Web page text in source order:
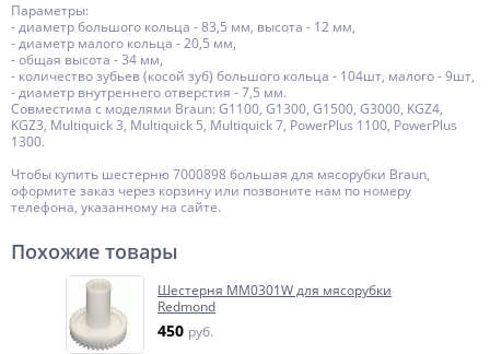
Параметры:
- диаметр большого кольца - 83,5 мм, высота - 12 мм,
- диаметр малого кольца - 20,5 мм,
- общая высота - 34 мм,
- количество зубьев (косой зуб) большого кольца - 104шт, малого - 9шт,
- диаметр внутреннего отверстия - 7,5 мм.
Совместима с моделями Braun: G1100, G1300, G1500, G3000, KGZ4,
KGZ3, Multiquick 3, Multiquick 5, Multiquick 7, PowerPlus 1100, PowerPlus
1300.
Чтобы купить шестерню 7000898 большая для мясорубки Braun,
оформите заказ через корзину или позвоните нам по номеру
телефона, указанному на сайте.
Похожие товары
Шестерня MM0301W для мясорубки
Redmond
450 руб.